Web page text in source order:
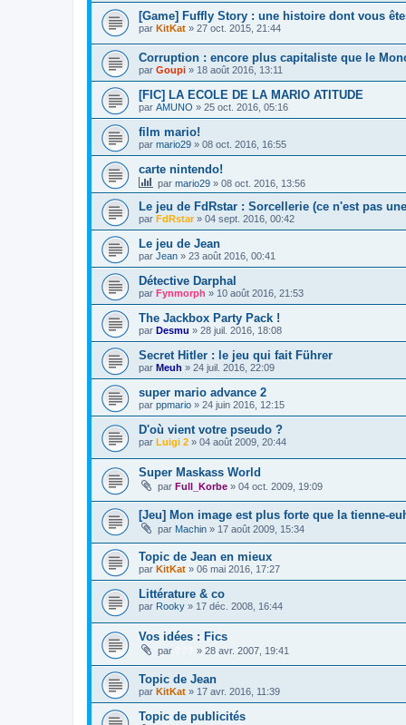
[Game] Fuffly Story : une histoire dont vous
par KitKat » 27 oct. 2015, 21:44
Corruption : encore plus capitaliste que le
par Goupi » 18 août 2016, 13:11
[FIC] LA ECOLE DE LA MARIO ATITUDE
par AMUNO » 25 oct. 2016, 05:16
film mario!
par mario29 » 08 oct. 2016, 16:55
carte nintendo!
par mario29 » 08 oct. 2016, 13:56
Le jeu de FdRstar : Sorcellerie (ce n'est pas
par FdRstar» 04 sept. 2016, 00:42
Le jeu de Jean
par Jean » 23 août 2016, 00:41
Détective Darphal
par Fynmorph » 10 août 2016, 21:53
The Jackbox Party Pack !
par Desmu » 28 juil. 2016, 18:08
Secret Hitler : le jeu qui fait Führer
par Meuh » 24 juil. 2016, 22:09
super mario advance 2
par ppmario » 24 juin 2016, 12:15
D'où vient votre pseudo ?
par Luigi 2 » 04 août 2009, 20:44
Super Maskass World
par Full_Korbe » 04 oct. 2009, 19:09
[Jeu] Mon image est plus forte que la tienne-
par Machin » 17 août 2009, 15:34
Topic de Jean en mieux
par KitKat » 06 mai 2016, 17:27
Littérature & co
par Rooky » 17 déc. 2008, 16:44
Vos idées : Fics
par » 28 avr. 2007, 19:41
Topic de Jean
par KitKat » 17 avr. 2016, 11:39
Topic de publicités